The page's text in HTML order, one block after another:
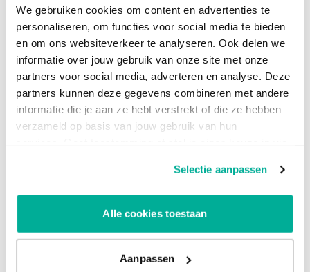
We gebruiken cookies om content en advertenties te
personaliseren, om functies voor social media te bieden
en om ons websiteverkeer te analyseren. Ook delen we
informatie over jouw gebruik van onze site met onze
partners voor social media, adverteren en analyse. Deze
partners kunnen deze gegevens combineren met andere
informatie die je aan ze hebt verstrekt of die ze hebben
verzameld op basis van jouw gebruik van hun
Selectie aanpassen
Alle cookies toestaan
Aanpassen
Ik ga akkoord met het opslaan en verwerken
van mijn gegevens*
Ik ontvang ook graag informatie over nieuws,
trends, events en updates omtrent de
toestemming aan Hallo om de ingediende persoonlijke
informatie op te slaan en te verwerken. Bekijk ook onze
privacyverklaringhelemaal onderaan de pagina voor meer
informatie over hoe we zorgvuldig omgaan met je